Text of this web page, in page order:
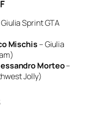
Sprint GTA
Mischis – Giulia
Morteo–
Jolly)